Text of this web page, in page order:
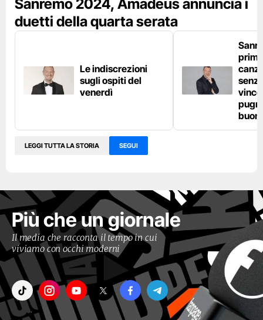
Sanremo 2024, Amadeus annuncia i
duetti della quarta serata
Le indiscrezioni
sugli ospiti del
venerdì
LEGGI TUTTA LA STORIA SEGUI
Più che un giornale
Il media che racconta il tempo in cui
viviamo con occhi moderni